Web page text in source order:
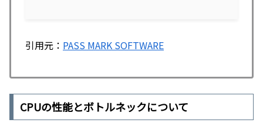
引用元： PASS MARK SOFTWARE
CPUの性能とボトルネックについて